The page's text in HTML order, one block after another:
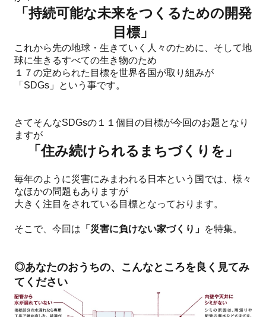
「持続可能な未来をつくるための開発
目標」
これから先の地球・生きていく人々のために、そして地
球に生きるすべての生き物のため
１７の定められた目標を世界各国が取り組みが
「SDGs」という事です。
さてそんなSDGsの１１個目の目標が今回のお題となり
ますが
「住み続けられるまちづくりを」
毎年のように災害にみまわれる日本という国では、様々
なほかの問題もありますが
大きく注目をされている目標となっております。
そこで、今回は 「災害に負けない家づくり」 を特集。
◎あなたのおうちの、こんなところを良く見てみ
てください